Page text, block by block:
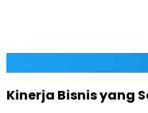
Kinerja Bisnis yang